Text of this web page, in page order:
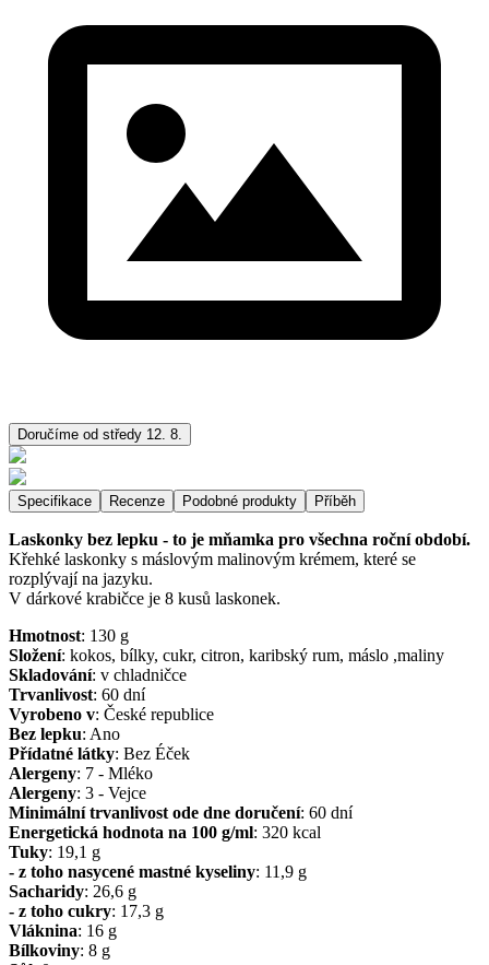
Doručíme od středy 12. 8.
Specifikace Recenze Podobné produkty Příběh
Laskonky bez lepku - to je mňamka pro všechna roční období.
Křehké laskonky s máslovým malinovým krémem, které se
rozplývají na jazyku.
V dárkové krabičce je 8 kusů laskonek.
Hmotnost: 130 g
Složení: kokos, bílky, cukr, citron, karibský rum, máslo ,maliny
Skladování: v chladničce
Trvanlivost: 60 dní
Vyrobeno v: České republice
Bez lepku: Ano
Přídatné látky: Bez Éček
Alergeny: 7 - Mléko
Alergeny: 3 - Vejce
Minimální trvanlivost ode dne doručení: 60 dní
Energetická hodnota na 100 g/ml: 320 kcal
Tuky: 19,1 g
- z toho nasycené mastné kyseliny: 11,9 g
Sacharidy: 26,6 g
- z toho cukry: 17,3 g
Vláknina: 16 g
Bílkoviny: 8 g